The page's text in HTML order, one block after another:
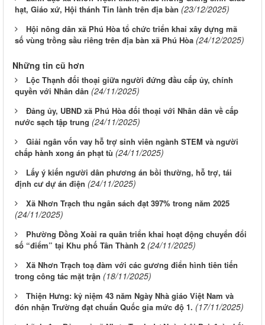
hạt, Giáo xứ, Hội thánh Tin lành trên địa bàn (23/12/2025)
Hội nông dân xã Phú Hòa tổ chức triển khai xây dựng mã
số vùng trồng sầu riêng trên địa bàn xã Phú Hòa (24/12/2025)
Những tin cũ hơn
Lộc Thạnh đối thoại giữa người đứng đầu cấp ủy, chính
quyền với Nhân dân (24/11/2025)
Đảng ủy, UBND xã Phú Hòa đối thoại với Nhân dân về cấp
nước sạch tập trung (24/11/2025)
Giải ngân vốn vay hỗ trợ sinh viên ngành STEM và người
chấp hành xong án phạt tù (24/11/2025)
Lấy ý kiến người dân phương án bồi thường, hỗ trợ, tái
định cư dự án điện (24/11/2025)
Xã Nhơn Trạch thu ngân sách đạt 397% trong năm 2025
(24/11/2025)
Phường Đồng Xoài ra quân triển khai hoạt động chuyển đổi
số “điểm” tại Khu phố Tân Thành 2 (24/11/2025)
Xã Nhơn Trạch toạ đàm với các gương điển hình tiên tiến
trong công tác mặt trận (18/11/2025)
Thiện Hưng: kỷ niệm 43 năm Ngày Nhà giáo Việt Nam và
đón nhận Trường đạt chuẩn Quốc gia mức độ 1. (17/11/2025)